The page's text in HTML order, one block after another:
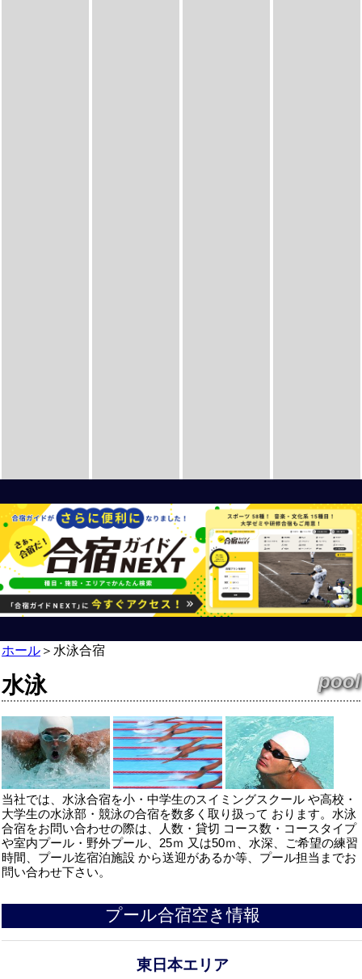
ホール ＞ 水泳合宿
水泳 pool
当社では、水泳合宿を小・中学生のスイミングスクール や高校・
大学生の水泳部・競泳の合宿を数多く取り扱って おります。水泳
合宿をお問い合わせの際は、人数・貸切 コース数・コースタイプ
や室内プール・野外プール、25ｍ 又は50ｍ、水深、ご希望の練習
時間、プール迄宿泊施設 から送迎があるか等、プール担当までお
問い合わせ下さい。
プール合宿空き情報
東日本エリア